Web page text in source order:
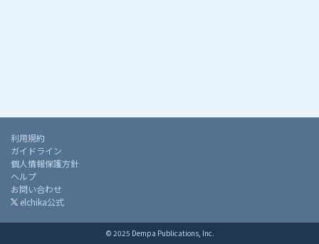
利用規約
ガイドライン
個人情報保護方針
ヘルプ
お問い合わせ
elchika公式
© 2025 Dempa Publications, Inc.